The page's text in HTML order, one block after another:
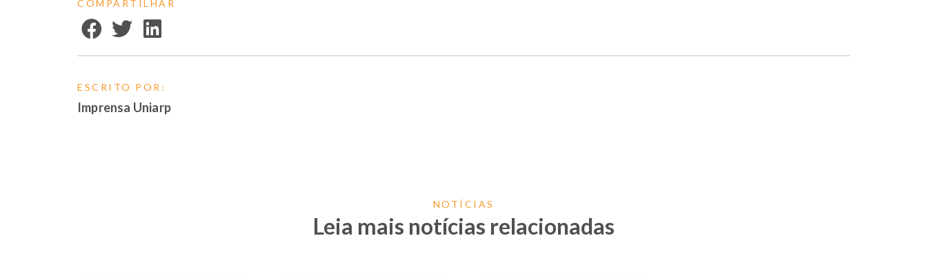
COMPARTILHAR
ESCRITO POR:
Imprensa Uniarp
NOTÍCIAS
Leia mais notícias relacionadas